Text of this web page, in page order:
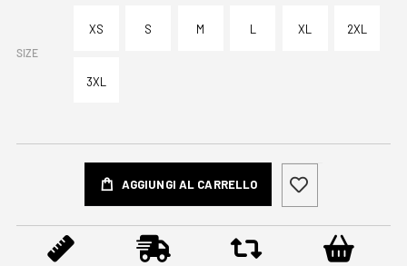
SIZE
XS S M L XL 2XL
3XL
AGGIUNGI AL CARRELLO